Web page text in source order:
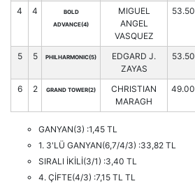
4 4
BOLD
ADVANCE(4)
MIGUEL
ANGEL
VASQUEZ
53.50
5 5 PHILHARMONIC(5)
EDGARD J.
ZAYAS
53.50
6 2 GRAND TOWER(2)
CHRISTIAN
MARAGH
49.00
GANYAN(3) :1,45 TL
1. 3'LÜ GANYAN(6,7/4/3) :33,82 TL
SIRALI İKİLİ(3/1) :3,40 TL
4. ÇİFTE(4/3) :7,15 TL TL